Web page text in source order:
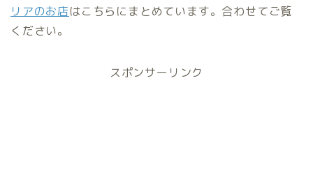
リアのお店はこちらにまとめています。合わせてご覧
ください。
スポンサーリンク